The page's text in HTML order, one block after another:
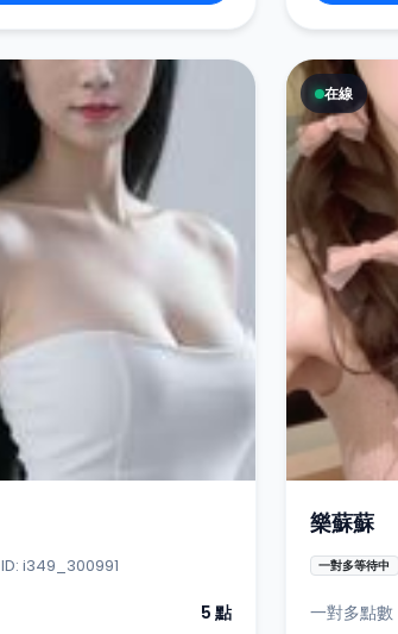
ID: i349_300991
5 點
在線
樂蘇蘇
一對多等待中
一對多點數